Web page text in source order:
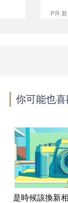
PR
你可能也
是時候該換新